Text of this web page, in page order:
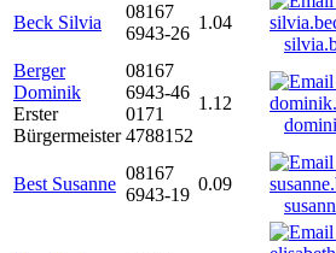
Beck Silvia
08167
6943-26
1.04
Berger
Dominik
Erster
Bürgermeister
08167
6943-46
0171
4788152
1.12
Best Susanne
08167
6943-19
0.09